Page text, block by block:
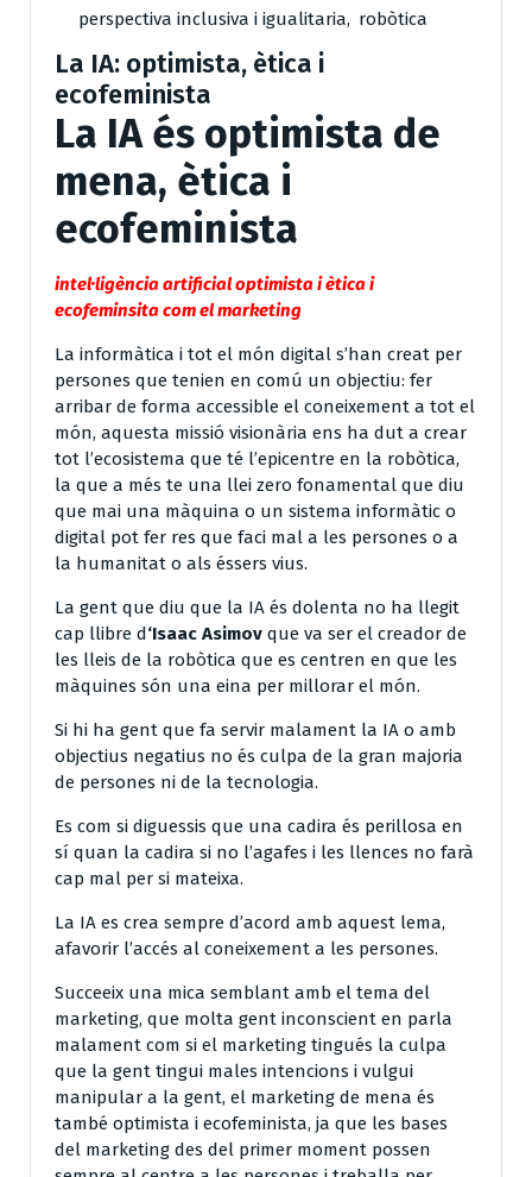
perspectiva inclusiva i igualitaria, robòtica
La IA: optimista, ètica i
ecofeminista
La IA és optimista de
mena, ètica i
ecofeminista
intel·ligència artificial optimista i ètica i
ecofeminsita com el marketing
La informàtica i tot el món digital s’han creat per
persones que tenien en comú un objectiu: fer
arribar de forma accessible el coneixement a tot el
món, aquesta missió visionària ens ha dut a crear
tot l’ecosistema que té l’epicentre en la robòtica,
la que a més te una llei zero fonamental que diu
que mai una màquina o un sistema informàtic o
digital pot fer res que faci mal a les persones o a
la humanitat o als éssers vius.
La gent que diu que la IA és dolenta no ha llegit
cap llibre d‘Isaac Asimov que va ser el creador de
les lleis de la robòtica que es centren en que les
màquines són una eina per millorar el món.
Si hi ha gent que fa servir malament la IA o amb
objectius negatius no és culpa de la gran majoria
de persones ni de la tecnologia.
Es com si diguessis que una cadira és perillosa en
sí quan la cadira si no l’agafes i les llences no farà
cap mal per si mateixa.
La IA es crea sempre d’acord amb aquest lema,
afavorir l’accés al coneixement a les persones.
Succeeix una mica semblant amb el tema del
marketing, que molta gent inconscient en parla
malament com si el marketing tingués la culpa
que la gent tingui males intencions i vulgui
manipular a la gent, el marketing de mena és
també optimista i ecofeminista, ja que les bases
del marketing des del primer moment possen